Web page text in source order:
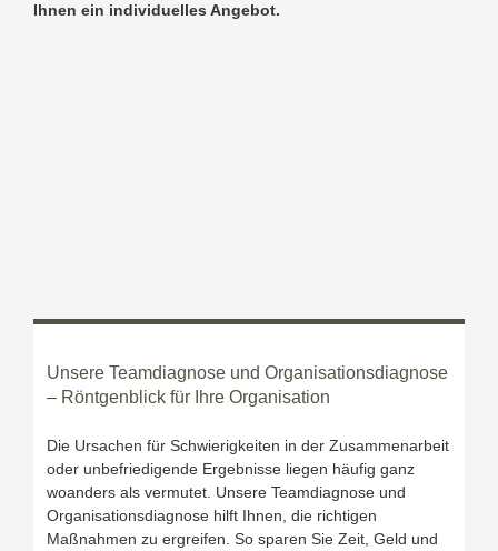
Ihnen ein individuelles Angebot.
Unsere Teamdiagnose und Organisationsdiagnose
– Röntgenblick für Ihre Organisation
Die Ursachen für Schwierigkeiten in der Zusammenarbeit
oder unbefriedigende Ergebnisse liegen häufig ganz
woanders als vermutet. Unsere Teamdiagnose und
Organisationsdiagnose hilft Ihnen, die richtigen
Maßnahmen zu ergreifen. So sparen Sie Zeit, Geld und